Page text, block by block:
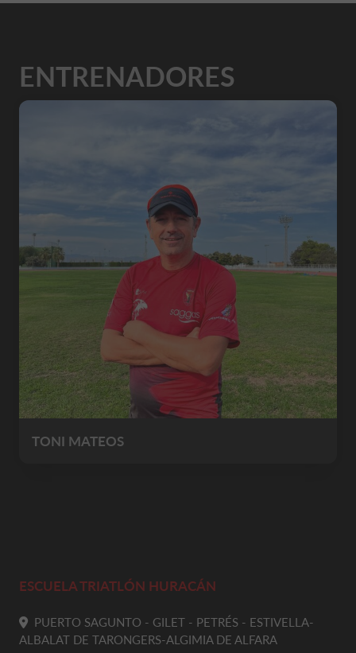
ENTRENADORES
TONI MATEOS
ESCUELA TRIATLÓN HURACÁN
PUERTO SAGUNTO - GILET - PETRÉS - ESTIVELLA-
ALBALAT DE TARONGERS-ALGIMIA DE ALFARA